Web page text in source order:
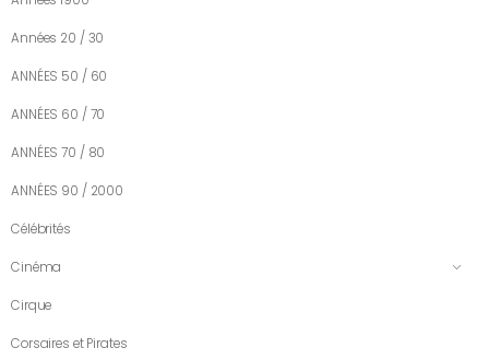
Années 20 / 30
ANNÉES 50 / 60
ANNÉES 60 / 70
ANNÉES 70 / 80
ANNÉES 90 / 2000
Célébrités
Cinéma
Cirque
Corsaires et Pirates